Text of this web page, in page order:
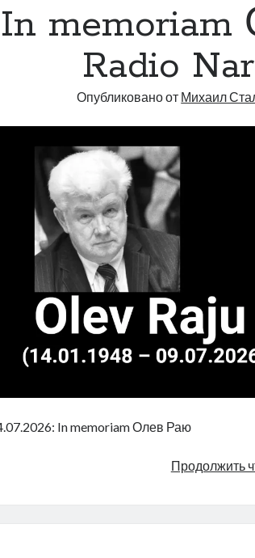
In
Radio
Опубликовано от Михаил
In memoriam Олев Раю
Продолжить